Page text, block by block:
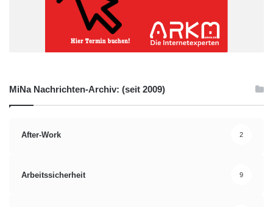
MiNa Nachrichten-Archiv: (seit 2009)
After-Work 2
Arbeitssicherheit 9